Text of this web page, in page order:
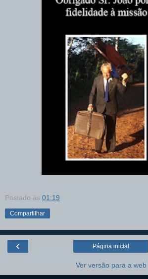
Postado às 01:19
Compartilhar
‹ Página inicial
Ver versão para a web